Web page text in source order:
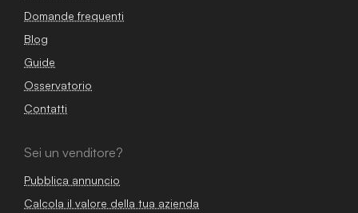
Domande frequenti
Blog
Guide
Osservatorio
Contatti
Sei un venditore?
Pubblica annuncio
Calcola il valore della tua azienda